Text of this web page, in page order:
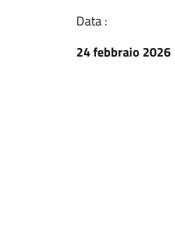
Data :
24 febbraio 2026